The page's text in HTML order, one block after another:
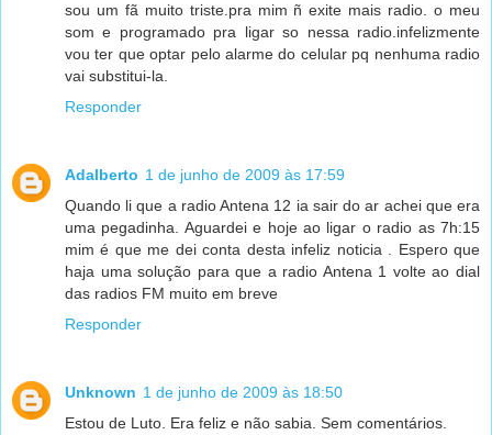
sou um fã muito triste.pra mim ñ exite mais radio. o meu
som e programado pra ligar so nessa radio.infelizmente
vou ter que optar pelo alarme do celular pq nenhuma radio
vai substitui-la.
Responder
Adalberto 1 de junho de 2009 às 17:59
Quando li que a radio Antena 12 ia sair do ar achei que era
uma pegadinha. Aguardei e hoje ao ligar o radio as 7h:15
mim é que me dei conta desta infeliz noticia . Espero que
haja uma solução para que a radio Antena 1 volte ao dial
das radios FM muito em breve
Responder
Unknown 1 de junho de 2009 às 18:50
Estou de Luto. Era feliz e não sabia. Sem comentários.